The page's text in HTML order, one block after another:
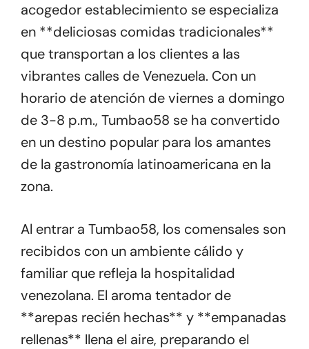
acogedor establecimiento se especializa
en **deliciosas comidas tradicionales**
que transportan a los clientes a las
vibrantes calles de Venezuela. Con un
horario de atención de viernes a domingo
de 3-8 p.m., Tumbao58 se ha convertido
en un destino popular para los amantes
de la gastronomía latinoamericana en la
zona.
Al entrar a Tumbao58, los comensales son
recibidos con un ambiente cálido y
familiar que refleja la hospitalidad
venezolana. El aroma tentador de
**arepas recién hechas** y **empanadas
rellenas** llena el aire, preparando el